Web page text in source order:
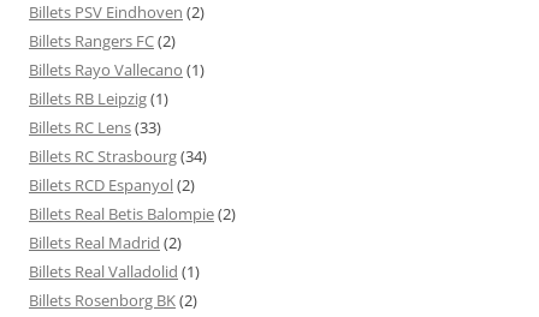
Billets PSV Eindhoven (2)
Billets Rangers FC(2)
Billets Rayo Vallecano (1)
Billets RB Leipzig(1)
Billets RC Lens(33)
Billets RC Strasbourg(34)
Billets RCD Espanyol(2)
Billets Real Betis Balompie(2)
Billets Real Madrid (2)
Billets Real Valladolid (1)
Billets Rosenborg BK(2)